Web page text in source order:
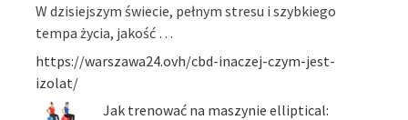
W dzisiejszym świecie, pełnym stresu i szybkiego
tempa życia, jakość …
https://warszawa24.ovh/cbd-inaczej-czym-jest-
izolat/
Jak trenować na maszynie elliptical: